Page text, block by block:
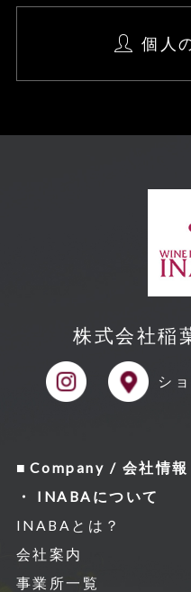
個人
株式会社稲
シ
Company / 会社情報
INABAについて
INABAとは？
会社案内
事業所一覧